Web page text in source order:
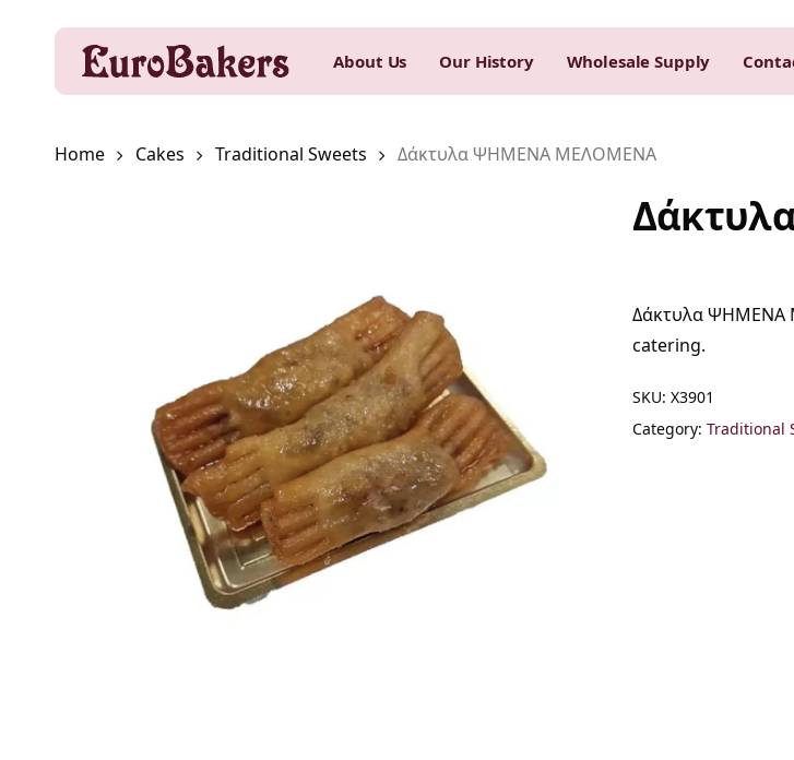
Hit enter to search or ESC to close
About Us Our History Wholesale Supply
Home Cakes Traditional Sweets Δάκτυλα ΨΗΜΕΝΑ ΜΕΛΟΜΕΝΑ
Δάκτυλα ΨΗΜΕΝΑ
catering.
SKU: X3901
Category: Traditional